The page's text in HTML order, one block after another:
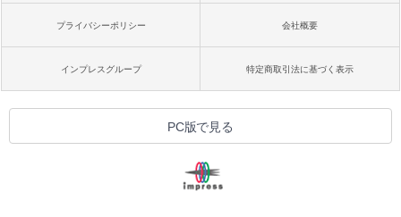
プライバシーポリシー 会社概要
インプレスグループ 特定商取引法に基づく表示
PC版で見る